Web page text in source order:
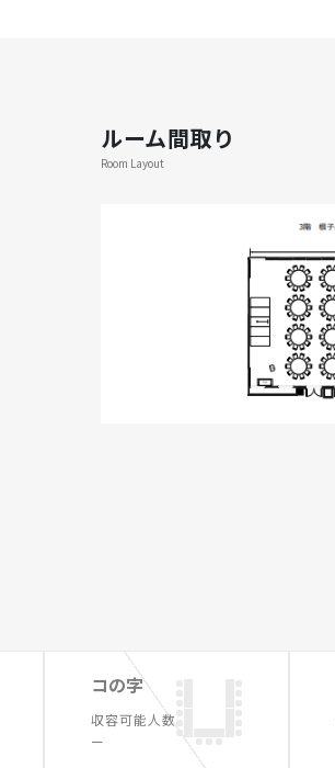
ルーム間取り
Room Layout
コの字
収容可能人数
ー